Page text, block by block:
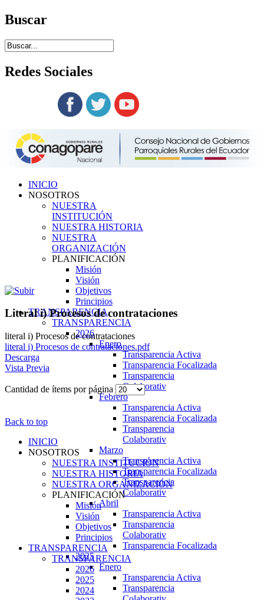
Buscar
Redes Sociales
INICIO
NOSOTROS
NUESTRA
INSTITUCIÓN
NUESTRA HISTORIA
NUESTRA
ORGANIZACIÓN
PLANIFICACIÓN
Misión
Visión
Objetivos
Principios
TRANSPARENCIA
TRANSPARENCIA
2026
Enero
Transparencia Activa
Transparencia Focalizada
Transparencia
Colaborativ
Febrero
Transparencia Activa
Transparencia Focalizada
Transparencia
Colaborativ
Marzo
Transparencia Activa
Transparencia Focalizada
Transparencia
Colaborativ
Abril
Transparencia Activa
Transparencia
Colaborativ
Transparencia Focalizada
2025
Enero
Transparencia Activa
Transparencia
Literal i) Procesos de contrataciones
literal i) Procesos de contrataciones
literal i) Procesos de contrataciones.pdf
Descarga
Vista Previa
Cantidad de ítems por página
Back to top
INICIO
NOSOTROS
NUESTRA INSTITUCIÓN
NUESTRA HISTORIA
NUESTRA ORGANIZACIÓN
PLANIFICACIÓN
Misión
Visión
Objetivos
Principios
TRANSPARENCIA
TRANSPARENCIA
2026
2025
2024